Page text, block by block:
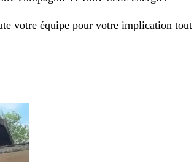
votre équipe pour votre implication